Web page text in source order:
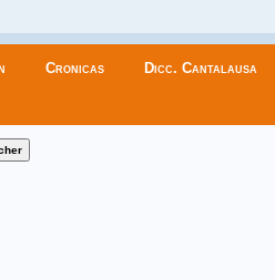
Cronicas Dicc. Cantalausa